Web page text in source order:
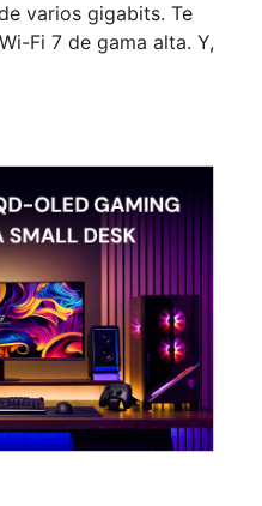
varios gigabits. Te
Fi 7 de gama alta. Y,